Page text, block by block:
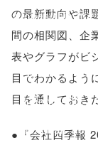
w.open(this.hre
f, 'Gwindow',
'width=550,
height=450,
menubar=no,
の最新動向や課
間の相関図、企
表やグラフがビ
目でわかるよう
目を通しておき
●『会社四季報